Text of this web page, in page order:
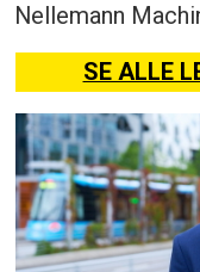
Nellemann
SE ALLE